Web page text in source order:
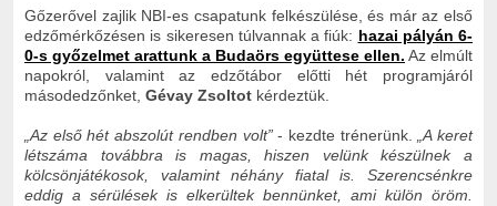
Gőzerővel zajlik NBI-es csapatunk felkészülése, és már az első
edzőmérkőzésen is sikeresen túlvannak a fiúk: hazai pályán 6-
0-s győzelmet arattunk a Budaörs együttese ellen. Az elmúlt
napokról, valamint az edzőtábor előtti hét programjáról
másodedzőnket, Gévay Zsoltot kérdeztük.
„Az első hét abszolút rendben volt”- kezdte trénerünk.„A keret
létszáma továbbra is magas, hiszen velünk készülnek a
kölcsönjátékosok, valamint néhány fiatal is. Szerencsénkre
eddig a sérülések is elkerültek bennünket, ami külön öröm.